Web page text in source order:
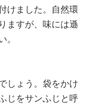
けました。自然環
ますが、味には遜
。
しょう。袋をかけ
じをサンふじと呼